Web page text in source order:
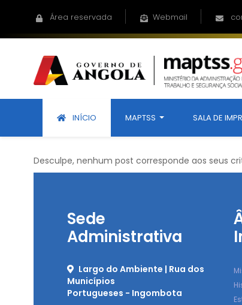
Área reservada Webmail
INÍCIO MAPTSS SALA DE
Desculpe, nenhum post corresponde aos seus
Sede
Administrativa
Largo do Ambiente | Rua dos
Municípios
Portugueses - Ingombota